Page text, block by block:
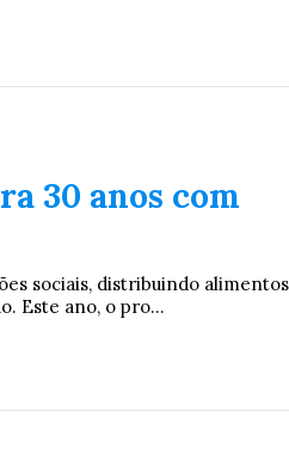
30 anos com
sociais, distribuindo
Este ano, o pro...